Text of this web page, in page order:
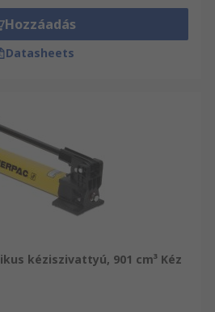
Hozzáadás
Datasheets
kéziszivattyú, 901 cm³ Kéz